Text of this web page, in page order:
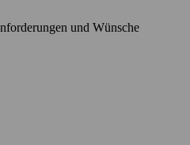
und Wünsche